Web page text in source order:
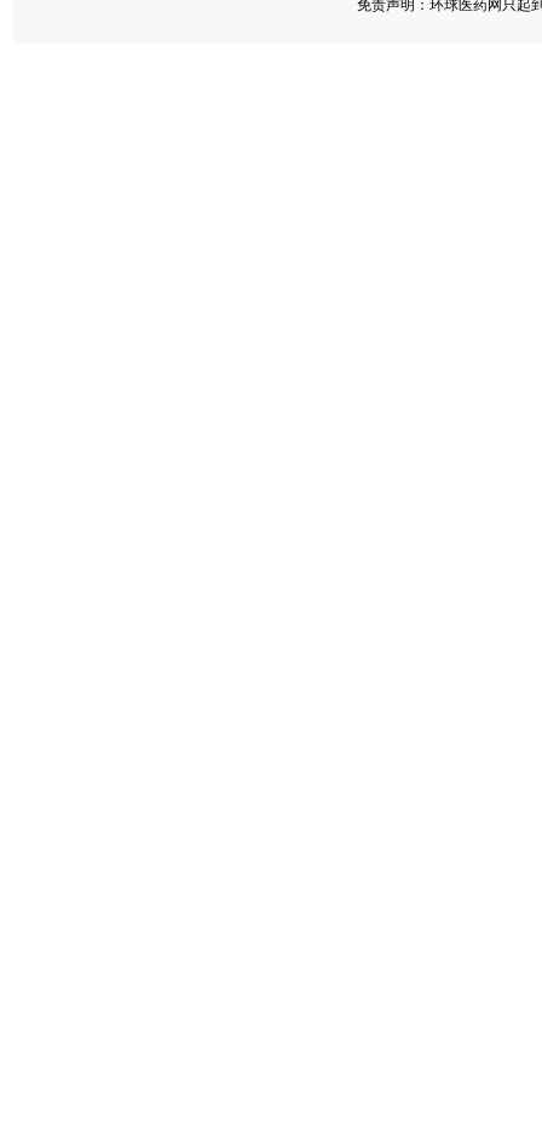
免责声明：环球医药网只起